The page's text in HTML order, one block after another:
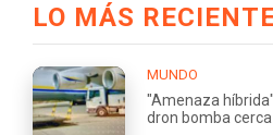
LO MÁS
MUNDO
"Amenaza
dron bomba